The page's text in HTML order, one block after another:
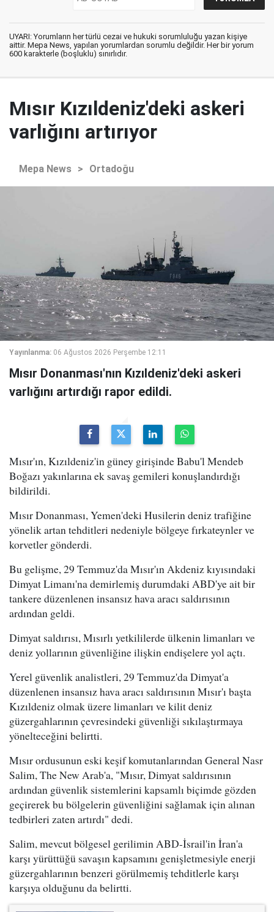
UYARI: Yorumların her türlü cezai ve hukuki sorumluluğu yazan kişiye
aittir. Mepa News, yapılan yorumlardan sorumlu değildir. Her bir yorum
600 karakterle (boşluklu) sınırlıdır.
Mısır Kızıldeniz'deki askeri
varlığını artırıyor
Mepa News > Ortadoğu
Yayınlanma: 06 Ağustos 2026 Perşembe 12:11
Mısır Donanması'nın Kızıldeniz'deki askeri
varlığını artırdığı rapor edildi.
Mısır'ın, Kızıldeniz'in güney girişinde Babu'l Mendeb
Boğazı yakınlarına ek savaş gemileri konuşlandırdığı
bildirildi.
Mısır Donanması, Yemen'deki Husilerin deniz trafiğine
yönelik artan tehditleri nedeniyle bölgeye fırkateynler ve
korvetler gönderdi.
Bu gelişme, 29 Temmuz'da Mısır'ın Akdeniz kıyısındaki
Dimyat Limanı'na demirlemiş durumdaki ABD'ye ait bir
tankere düzenlenen insansız hava aracı saldırısının
ardından geldi.
Dimyat saldırısı, Mısırlı yetkililerde ülkenin limanları ve
deniz yollarının güvenliğine ilişkin endişelere yol açtı.
Yerel güvenlik analistleri, 29 Temmuz'da Dimyat'a
düzenlenen insansız hava aracı saldırısının Mısır'ı başta
Kızıldeniz olmak üzere limanları ve kilit deniz
güzergahlarının çevresindeki güvenliği sıkılaştırmaya
yönelteceğini belirtti.
Mısır ordusunun eski keşif komutanlarından General Nasr
Salim, The New Arab'a, "Mısır, Dimyat saldırısının
ardından güvenlik sistemlerini kapsamlı biçimde gözden
geçirerek bu bölgelerin güvenliğini sağlamak için alınan
tedbirleri zaten artırdı" dedi.
Salim, mevcut bölgesel gerilimin ABD-İsrail'in İran'a
karşı yürüttüğü savaşın kapsamını genişletmesiyle enerji
güzergahlarının benzeri görülmemiş tehditlerle karşı
karşıya olduğunu da belirtti.